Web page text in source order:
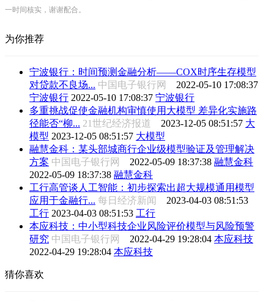
一时间核实，谢谢配合。
为你推荐
宁波银行：时间预测金融分析——COX时序生存模型
对贷款不良场... 中国电子银行网 2022-05-10 17:08:37
宁波银行 2022-05-10 17:08:37 宁波银行
多重挑战促使金融机构审慎使用大模型 差异化实施路
径能否“柳... 21世纪经济报道 2023-12-05 08:51:57 大
模型 2023-12-05 08:51:57 大模型
融慧金科：某头部城商行企业级模型验证及管理解决
方案 中国电子银行网 2022-05-09 18:37:38 融慧金科
2022-05-09 18:37:38 融慧金科
工行高管谈人工智能：初步探索出超大规模通用模型
应用于金融行... 每日经济新闻 2023-04-03 08:51:53
工行 2023-04-03 08:51:53 工行
本应科技：中小型科技企业风险评价模型与风险预警
研究 中国电子银行网 2022-04-29 19:28:04 本应科技
2022-04-29 19:28:04 本应科技
猜你喜欢